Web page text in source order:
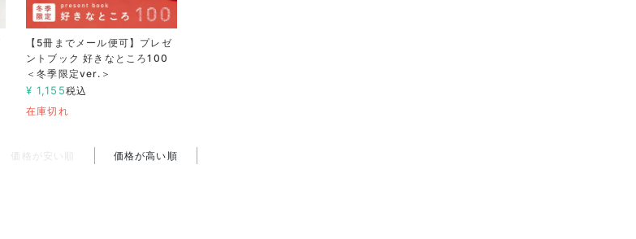
【5冊までメール便可】プレゼ
ントブック 好きなところ100
＜冬季限定ver.＞
¥ 1,155税込
在庫切れ
価格が安い順 価格が高い順